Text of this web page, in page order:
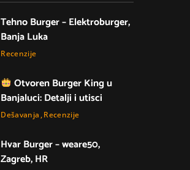
Tehno Burger – Elektroburger,
Banja Luka
Recenzije
Otvoren Burger King u
Banjaluci: Detalji i utisci
Dešavanja Recenzije
Hvar Burger – weare50,
Zagreb, HR